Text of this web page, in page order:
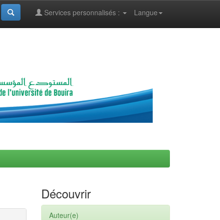
Langue
Services personnalisés :
Découvrir
Auteur(e)